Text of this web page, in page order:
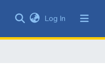
Log In (current)